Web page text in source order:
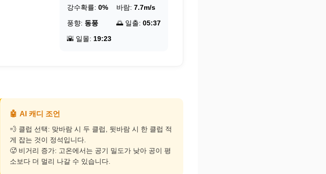
강수확률: 0% 바람: 7.7m/s
풍향: 동풍 🌅 일출: 05:37
🌇 일몰: 19:23
🤖 AI 캐디 조언
💨 클럽 선택: 맞바람 시 두 클럽, 뒷바람 시 한 클럽 적
게 잡는 것이 정석입니다.
🥵 비거리 증가: 고온에서는 공기 밀도가 낮아 공이 평
소보다 더 멀리 나갈 수 있습니다.